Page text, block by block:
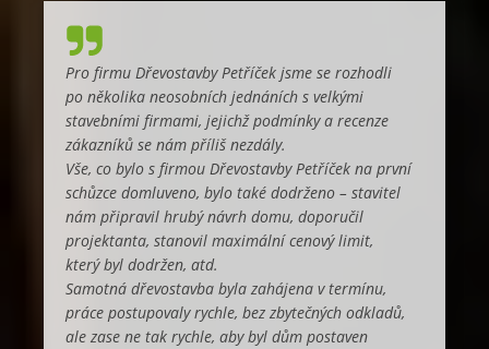
Pro firmu Dřevostavby Petříček jsme se rozhodli
po několika neosobních jednáních s velkými
stavebními firmami, jejichž podmínky a recenze
zákazníků se nám příliš nezdály.
Vše, co bylo s firmou Dřevostavby Petříček na první
schůzce domluveno, bylo také dodrženo – stavitel
nám připravil hrubý návrh domu, doporučil
projektanta, stanovil maximální cenový limit,
který byl dodržen, atd.
Samotná dřevostavba byla zahájena v termínu,
práce postupovaly rychle, bez zbytečných odkladů,
ale zase ne tak rychle, aby byl dům postaven